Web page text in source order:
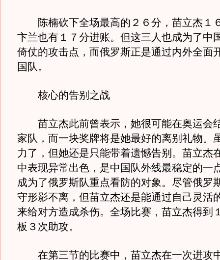
陈楠砍下全场最高的２６分，苗立杰１
卞兰也有１７分进账。但这三人也成为了中
倚仗的攻击点，而俄罗斯正是通过内外全面
国队。
核心的告别之战
苗立杰此前曾表示，她很可能在奥运会
家队，而一块奖牌将是她最好的离别礼物。
力了，但她还是只能带着遗憾告别。苗立杰
中表现异常出色，是中国队外线最稳定的一
成为了俄罗斯队重点看防的对象。尽管俄罗
守形影不离，但苗立杰还是能通过自己灵活
来给对方造成杀伤。全场比赛，苗立杰得到
板３次助攻。
在第三节的比赛中，苗立杰在一次进攻